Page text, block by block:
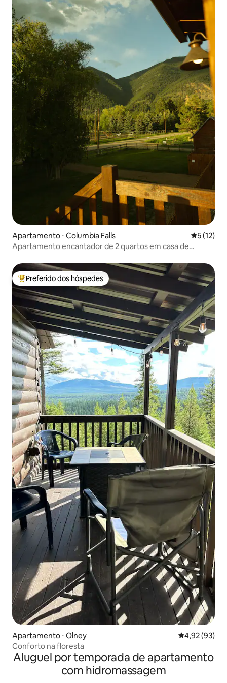
Apartamento ⋅ Columbia Falls 5 de uma
5 (12)
Apartamento encantador de 2 quartos em casa de
Entre os melhores preferidos dos hóspedes
Preferido dos hóspedes
Apartamento ⋅ Olney 4,92 de uma
4,92 (93)
Conforto na floresta
Aluguel por temporada de apartamento
com hidromassagem